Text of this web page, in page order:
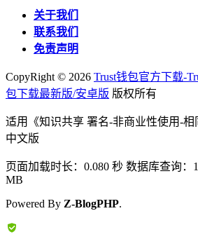
关于我们
联系我们
免责声明
CopyRight © 2026 Trust钱包官方下载-
包下载最新版/安卓版 版权所有
适用《知识共享 署名-非商业性使用-相
中文版
页面加载时长：0.080 秒 数据库查询：
MB
Powered By Z-BlogPHP.